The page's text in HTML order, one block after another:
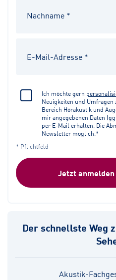
Ich möchte gern
Neuigkeiten und Umfragen
Bereich Hörakustik und
mir angegebenen Daten
per E-Mail erhalten. Die
Newsletter möglich.*
* Pflichtfeld
Jetzt
Der schnellste Weg
Akustik-